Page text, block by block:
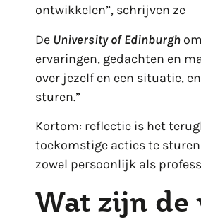
ontwikkelen”, schrijven ze
De University of Edinburgh
ervaringen, gedachten en
over jezelf en een situatie,
sturen.”
Kortom: reflectie is het
toekomstige acties te
zowel persoonlijk als
Wat zijn de